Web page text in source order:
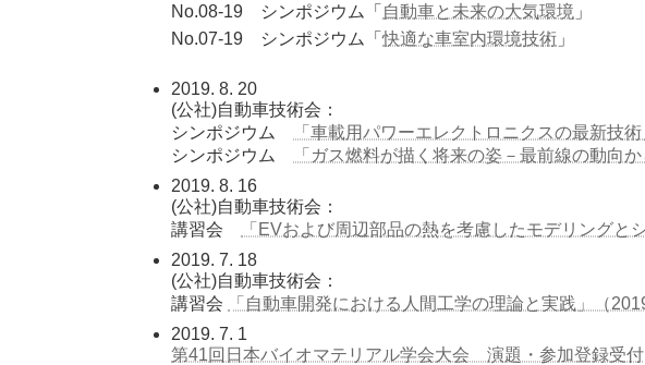
No.08-19 シンポジウム「 自動車と未来の大気環境 」
No.07-19 シンポジウム「快適な車室内環境技術 」
2019. 8. 20
(公社)自動車技術会：
シンポジウム
「車載用パワーエレクトロニクスの最新技
シンポジウム
「ガス燃料が描く将来の姿－最前線の動向
2019. 8. 16
(公社)自動車技術会：
講習会
「EVおよび周辺部品の熱を考慮したモデリング
2019. 7. 18
(公社)自動車技術会：
講習会
「自動車開発における人間工学の理論と実践」（
2019. 7. 1
第41回日本バイオマテリアル学会大会 演題・参加登録受付